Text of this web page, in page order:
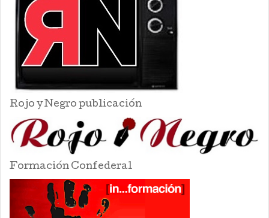
Rojo y Negro publicación
Formación Confederal